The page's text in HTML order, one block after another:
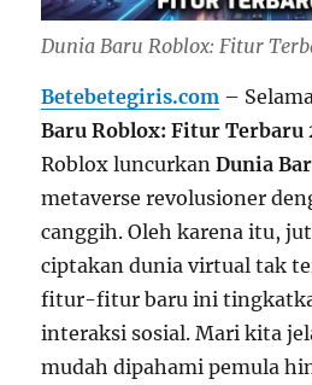
Dunia Baru Roblox: Fitur
Betebetegiris.com –
Baru Roblox: Fitur Terbaru
Roblox luncurkanDunia
metaverse revolusioner
canggih. Oleh karena itu,
ciptakan dunia virtual tak
fitur-fitur baru ini
interaksi sosial. Mari kita
mudah dipahami pemula